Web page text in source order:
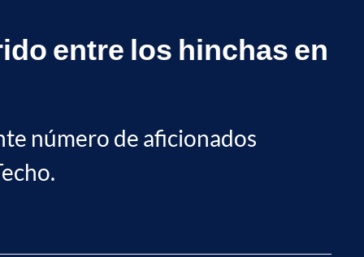
entre los hinchas en
número de aficionados